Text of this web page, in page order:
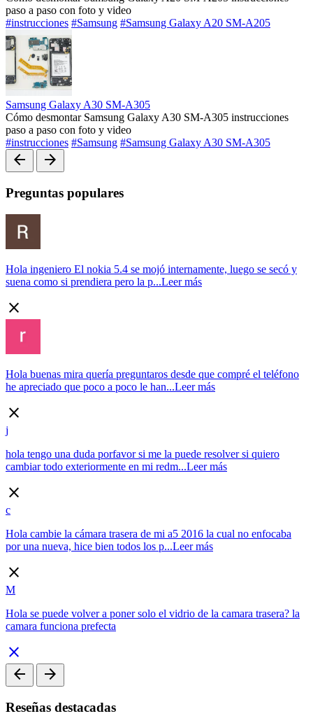
paso a paso con foto y video
#instrucciones #Samsung #Samsung Galaxy A20 SM-A205
Samsung Galaxy A30 SM-A305
Cómo desmontar Samsung Galaxy A30 SM-A305 instrucciones
paso a paso con foto y video
#instrucciones #Samsung #Samsung Galaxy A30 SM-A305
arrow_back arrow_forward
Preguntas populares
Hola ingeniero El nokia 5.4 se mojó internamente, luego se secó y
suena como si prendiera pero la p...Leer más
close
Hola buenas mira quería preguntaros desde que compré el teléfono
he apreciado que poco a poco le han...Leer más
close
j
hola tengo una duda porfavor si me la puede resolver si quiero
cambiar todo exteriormente en mi redm...Leer más
close
c
Hola cambie la cámara trasera de mi a5 2016 la cual no enfocaba
por una nueva, hice bien todos los p...Leer más
close
M
Hola se puede volver a poner solo el vidrio de la camara trasera? la
camara funciona prefecta
close
arrow_back
arrow_forward
Reseñas destacadas